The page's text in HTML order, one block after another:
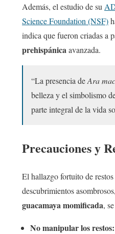
Además, el estudio de su
Science Foundation (NSF)
indica que fueron criadas a
prehispánicaavanzada.
“La presencia deAra
belleza y el simbolismo
parte integral de la vida
Precauciones y
El hallazgo fortuito de
descubrimientos
guacamaya momificada,
No manipular los restos: